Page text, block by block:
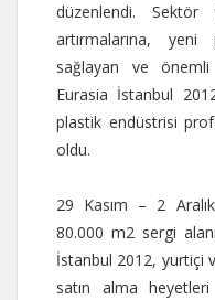
düzenlendi. Sektör
artırmalarına, yeni
sağlayan ve
Eurasia İstanbul
plastik endüstrisi
oldu.
29 Kasım – 2
80.000 m2 sergi
İstanbul 2012, yurtiçi
satın alma